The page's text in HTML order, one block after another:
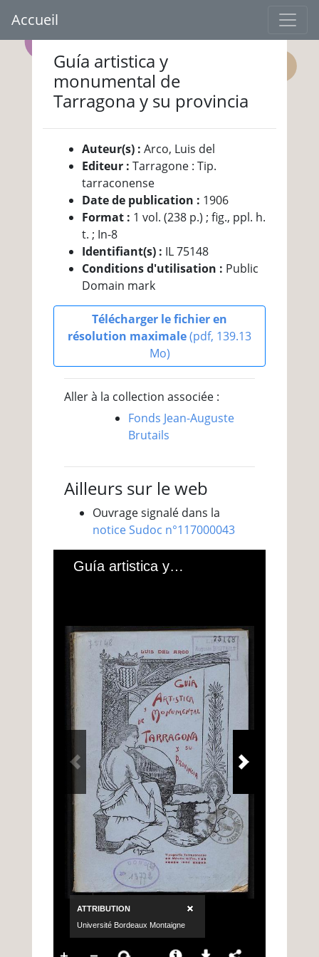
Accueil
Guía artistica y
monumental de
Tarragona y su provincia
Auteur(s) : Arco, Luis del
Editeur : Tarragone : Tip.
tarraconense
Date de publication : 1906
Format : 1 vol. (238 p.) ; fig., ppl. h.
t. ; In-8
Identifiant(s) : IL 75148
Conditions d'utilisation : Public
Domain mark
Télécharger le fichier en
résolution maximale(pdf, 139.13
Mo)
Aller à la collection associée :
Fonds Jean-Auguste
Brutails
Ailleurs sur le web
Ouvrage signalé dans la
notice Sudoc n°117000043